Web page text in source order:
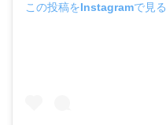
この投稿をInstagramで見る